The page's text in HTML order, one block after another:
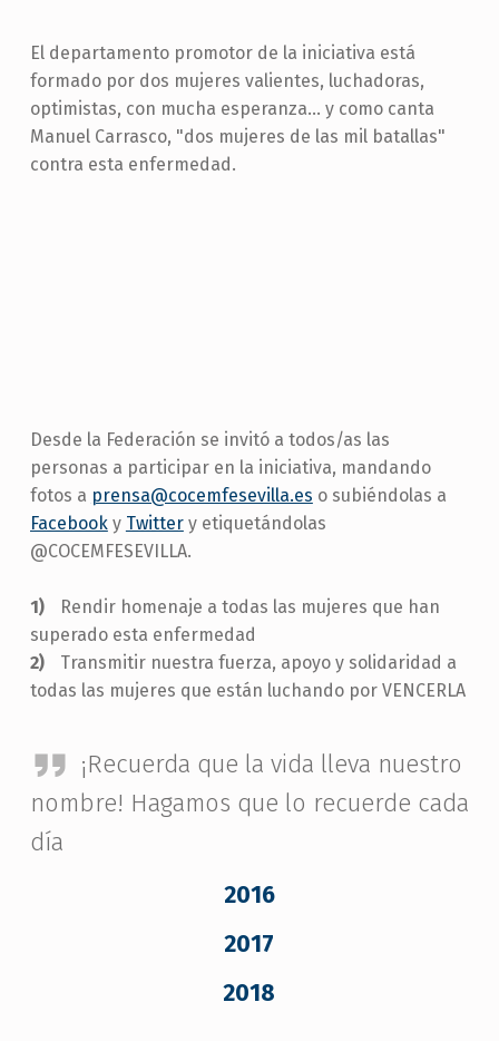
El departamento promotor de la iniciativa está
formado por dos mujeres valientes, luchadoras,
optimistas, con mucha esperanza… y como canta
Manuel Carrasco, "dos mujeres de las mil batallas"
contra esta enfermedad.
Desde la Federación se invitó a todos/as las
personas a participar en la iniciativa, mandando
fotos a prensa@cocemfesevilla.es o subiéndolas a
Facebooky Twittery etiquetándolas
@COCEMFESEVILLA.
Rendir homenaje a todas las mujeres que han
superado esta enfermedad
Transmitir nuestra fuerza, apoyo y solidaridad a
todas las mujeres que están luchando por VENCERLA
¡Recuerda que la vida lleva nuestro
nombre! Hagamos que lo recuerde cada
día
2016
2017
2018